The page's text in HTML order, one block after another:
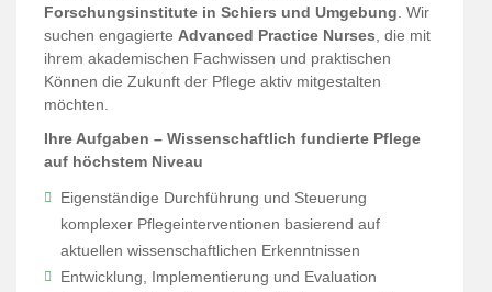
Forschungsinstitute in Schiers und Umgebung . Wir
suchen engagierte Advanced Practice Nurses , die mit
ihrem akademischen Fachwissen und praktischen
Können die Zukunft der Pflege aktiv mitgestalten
möchten.
Ihre Aufgaben – Wissenschaftlich fundierte Pflege
auf höchstem Niveau
Eigenständige Durchführung und Steuerung
komplexer Pflegeinterventionen basierend auf
aktuellen wissenschaftlichen Erkenntnissen
Entwicklung, Implementierung und Evaluation